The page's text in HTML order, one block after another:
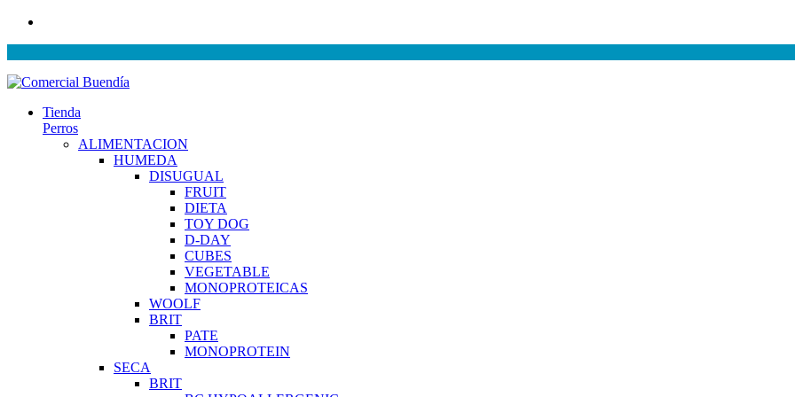
Tienda
Perros
ALIMENTACION
HUMEDA
DISUGUAL
FRUIT
DIETA
TOY DOG
D-DAY
CUBES
VEGETABLE
MONOPROTEICAS
WOOLF
BRIT
PATE
MONOPROTEIN
SECA
BRIT